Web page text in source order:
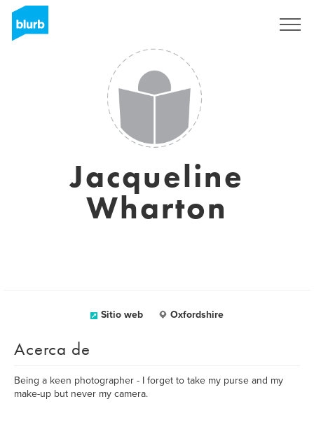
Jacqueline
Wharton
Sitio web Oxfordshire
Acerca de
Being a keen photographer - I forget to take my purse and my
make-up but never my camera.